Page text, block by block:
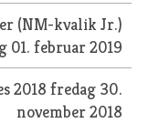
(NM-kvalik Jr.)
01. februar 2019
2018 fredag 30.
november 2018